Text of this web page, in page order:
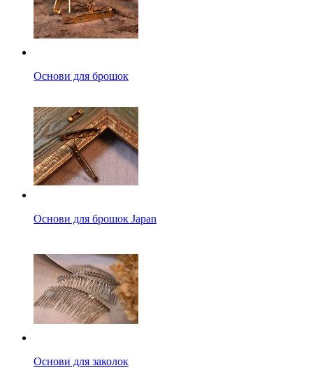
Основи для брошок
Основи для брошок Japan
Основи для заколок